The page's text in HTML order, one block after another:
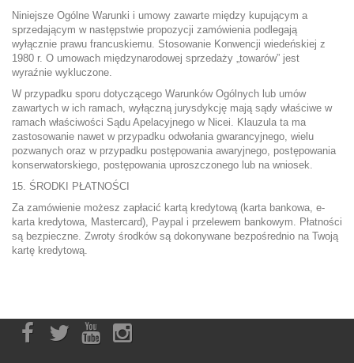
Niniejsze Ogólne Warunki i umowy zawarte między kupującym a
sprzedającym w następstwie propozycji zamówienia podlegają
wyłącznie prawu francuskiemu. Stosowanie Konwencji wiedeńskiej z
1980 r. O umowach międzynarodowej sprzedaży „towarów” jest
wyraźnie wykluczone.
W przypadku sporu dotyczącego Warunków Ogólnych lub umów
zawartych w ich ramach, wyłączną jurysdykcję mają sądy właściwe w
ramach właściwości Sądu Apelacyjnego w Nicei. Klauzula ta ma
zastosowanie nawet w przypadku odwołania gwarancyjnego, wielu
pozwanych oraz w przypadku postępowania awaryjnego, postępowania
konserwatorskiego, postępowania uproszczonego lub na wniosek.
15. ŚRODKI PŁATNOŚCI
Za zamówienie możesz zapłacić kartą kredytową (karta bankowa, e-
karta kredytowa, Mastercard), Paypal i przelewem bankowym. Płatności
są bezpieczne. Zwroty środków są dokonywane bezpośrednio na Twoją
kartę kredytową.